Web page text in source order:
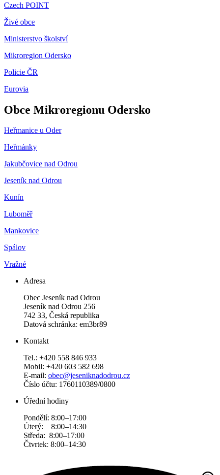
Czech POINT
Živé obce
Ministerstvo školství
Mikroregion Odersko
Policie ČR
Eurovia
Obce Mikroregionu Odersko
Heřmanice u Oder
Heřmánky
Jakubčovice nad Odrou
Jeseník nad Odrou
Kunín
Luboměř
Mankovice
Spálov
Vražné
Adresa
Obec Jeseník nad Odrou
Jeseník nad Odrou 256
742 33, Česká republika
Datová schránka: em3br89
Kontakt
Tel.: +420 558 846 933
Mobil: +420 603 582 698
E-mail: obec@jeseniknadodrou.cz
Číslo účtu: 1760110389/0800
Úřední hodiny
Pondělí: 8:00–17:00
Úterý: 8:00–14:30
Středa: 8:00–17:00
Čtvrtek: 8:00–14:30